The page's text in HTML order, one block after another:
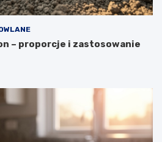
– proporcje i zastosowanie